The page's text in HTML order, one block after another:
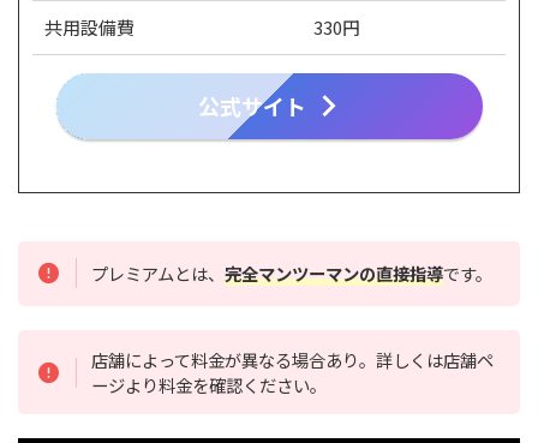
共用設備費 330円
公式サイト
プレミアムとは、完全マンツーマンの直接指導です。
店舗によって料金が異なる場合あり。詳しくは店舗ペ
ージより料金を確認ください。